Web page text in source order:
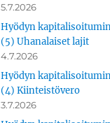
5.7.2026
Hyödyn
(5) Uhanalaiset lajit
4.7.2026
Hyödyn
(4) Kiinteistövero
3.7.2026